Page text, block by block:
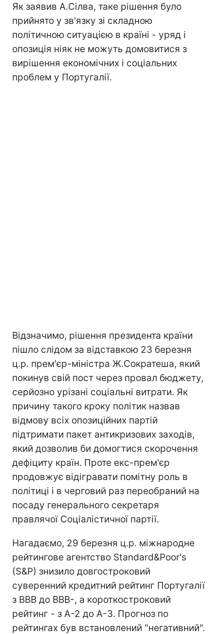
Як заявив А.Сілва, таке рішення було
прийнято у зв'язку зі складною
політичною ситуацією в країні - уряд і
опозиція ніяк не можуть домовитися з
вирішення економічних і соціальних
проблем у Португалії.
Відзначимо, рішення президента країни
пішло слідом за відставкою 23 березня
ц.р. прем'єр-міністра Ж.Сократеша, який
покинув свій пост через провал бюджету,
серйозно урізані соціальні витрати. Як
причину такого кроку політик назвав
відмову всіх опозиційних партій
підтримати пакет антикризових заходів,
який дозволив би домогтися скорочення
дефіциту країн. Проте екс-прем'єр
продовжує відігравати помітну роль в
політиці і в черговий раз переобраний на
посаду генерального секретаря
правлячої Соціалістичної партії.
Нагадаємо, 29 березня ц.р. міжнародне
рейтингове агентство Standard&Poor's
(S&P) знизило довгостроковий
суверенний кредитний рейтинг Португалії
з BBB до BBB-, а короткостроковий
рейтинг - з A-2 до A-3. Прогноз по
рейтингах був встановлений "негативний".